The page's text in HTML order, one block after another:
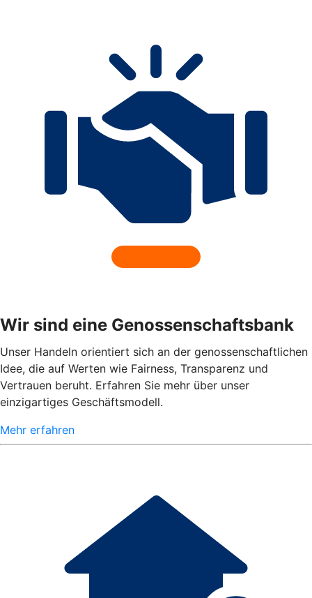
Wir sind eine Genossenschaftsbank
Unser Handeln orientiert sich an der genossenschaftlichen
Idee, die auf Werten wie Fairness, Transparenz und
Vertrauen beruht. Erfahren Sie mehr über unser
einzigartiges Geschäftsmodell.
Mehr erfahren